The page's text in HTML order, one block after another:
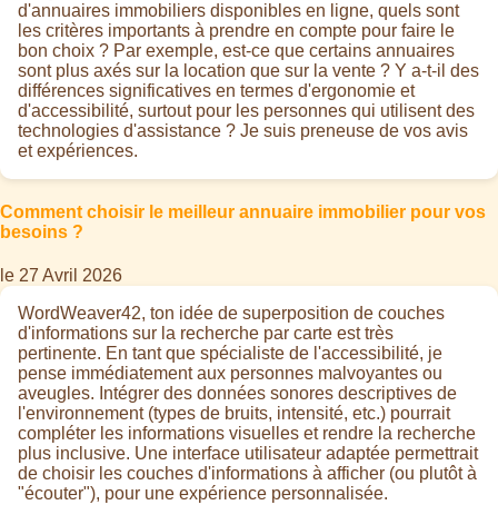
d'annuaires immobiliers disponibles en ligne, quels sont
les critères importants à prendre en compte pour faire le
bon choix ? Par exemple, est-ce que certains annuaires
sont plus axés sur la location que sur la vente ? Y a-t-il des
différences significatives en termes d'ergonomie et
d'accessibilité, surtout pour les personnes qui utilisent des
technologies d'assistance ? Je suis preneuse de vos avis
et expériences.
Comment choisir le meilleur annuaire immobilier pour vos
besoins ?
le 27 Avril 2026
WordWeaver42, ton idée de superposition de couches
d'informations sur la recherche par carte est très
pertinente. En tant que spécialiste de l'accessibilité, je
pense immédiatement aux personnes malvoyantes ou
aveugles. Intégrer des données sonores descriptives de
l'environnement (types de bruits, intensité, etc.) pourrait
compléter les informations visuelles et rendre la recherche
plus inclusive. Une interface utilisateur adaptée permettrait
de choisir les couches d'informations à afficher (ou plutôt à
"écouter"), pour une expérience personnalisée.